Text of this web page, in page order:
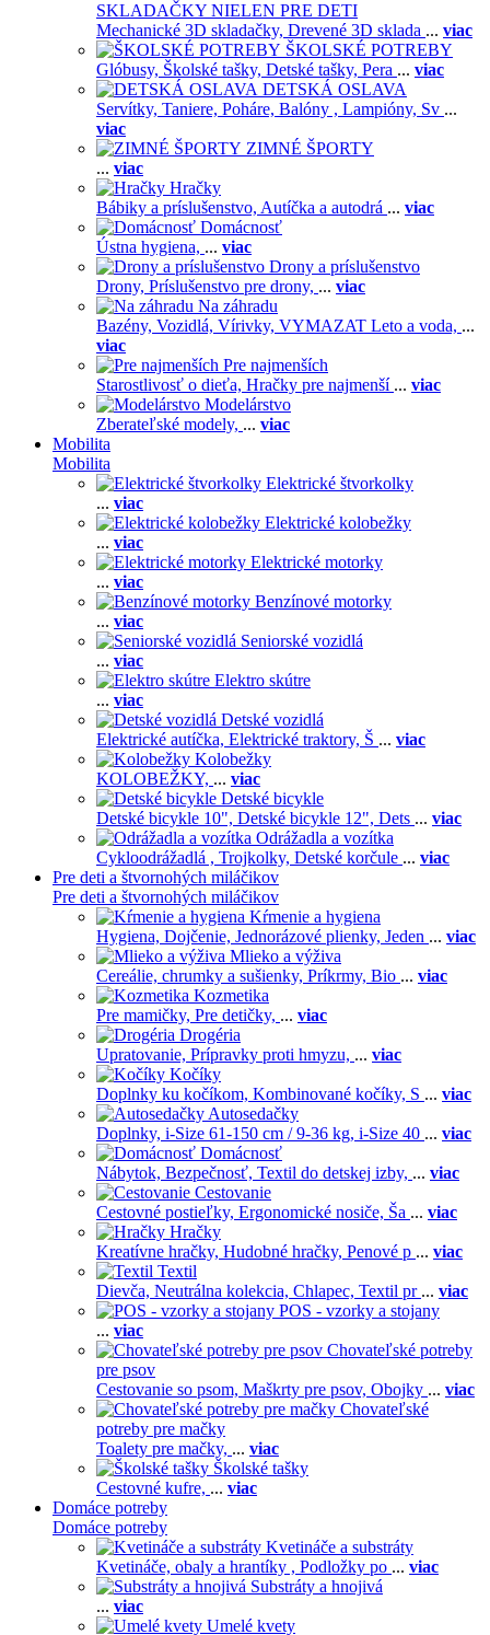
SKLADAČKY NIELEN PRE DETI
Mechanické 3D skladačky, Drevené 3D sklada ... viac
ŠKOLSKÉ POTREBY
Glóbusy, Školské tašky, Detské tašky, Pera ... viac
DETSKÁ OSLAVA
Servítky, Taniere, Poháre, Balóny , Lampióny, Sv ...
viac
ZIMNÉ ŠPORTY
... viac
Hračky
Bábiky a príslušenstvo, Autíčka a autodrá ... viac
Domácnosť
Ústna hygiena, ... viac
Drony a príslušenstvo
Drony, Príslušenstvo pre drony, ... viac
Na záhradu
Bazény, Vozidlá, Vírivky, VYMAZAT Leto a voda, ...
viac
Pre najmenších
Starostlivosť o dieťa, Hračky pre najmenší ... viac
Modelárstvo
Zberateľské modely, ... viac
Mobilita
Mobilita
Elektrické štvorkolky
... viac
Elektrické kolobežky
... viac
Elektrické motorky
... viac
Benzínové motorky
... viac
Seniorské vozidlá
... viac
Elektro skútre
... viac
Detské vozidlá
Elektrické autíčka, Elektrické traktory, Š ... viac
Kolobežky
KOLOBEŽKY, ... viac
Detské bicykle
Detské bicykle 10", Detské bicykle 12", Dets ... viac
Odrážadla a vozítka
Cykloodrážadlá , Trojkolky, Detské korčule ... viac
Pre deti a štvornohých miláčikov
Pre deti a štvornohých miláčikov
Kŕmenie a hygiena
Hygiena, Dojčenie, Jednorázové plienky, Jeden ... viac
Mlieko a výživa
Cereálie, chrumky a sušienky, Príkrmy, Bio ... viac
Kozmetika
Pre mamičky, Pre detičky, ... viac
Drogéria
Upratovanie, Prípravky proti hmyzu, ... viac
Kočíky
Doplnky ku kočíkom, Kombinované kočíky, S ... viac
Autosedačky
Doplnky, i-Size 61-150 cm / 9-36 kg, i-Size 40 ... viac
Domácnosť
Nábytok, Bezpečnosť, Textil do detskej izby, ... viac
Cestovanie
Cestovné postieľky, Ergonomické nosiče, Ša ... viac
Hračky
Kreatívne hračky, Hudobné hračky, Penové p ... viac
Textil
Dievča, Neutrálna kolekcia, Chlapec, Textil pr ... viac
POS - vzorky a stojany
... viac
Chovateľské potreby
pre psov
Cestovanie so psom, Maškrty pre psov, Obojky ... viac
Chovateľské
potreby pre mačky
Toalety pre mačky, ... viac
Školské tašky
Cestovné kufre, ... viac
Domáce potreby
Domáce potreby
Kvetináče a substráty
Kvetináče, obaly a hrantíky , Podložky po ... viac
Substráty a hnojivá
... viac
Umelé kvety